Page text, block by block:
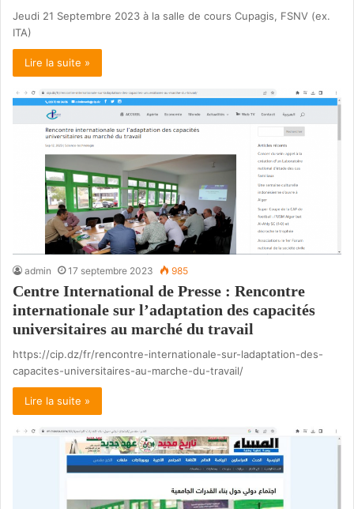
Jeudi 21 Septembre 2023 à la salle de cours Cupagis, FSNV (ex.
ITA)
Lire la suite »
admin 17 septembre 2023 985
Centre International de Presse : Rencontre
internationale sur l’adaptation des capacités
universitaires au marché du travail
https://cip.dz/fr/rencontre-internationale-sur-ladaptation-des-
capacites-universitaires-au-marche-du-travail/
Lire la suite »